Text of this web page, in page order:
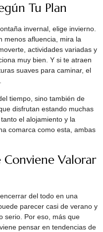
Tu Plan
invernal, elige invierno.
menos afluencia, mira la
actividades variadas y
muy bien. Y si te atraen
suaves para caminar, el
tiempo, sino también de
disfrutan estando muchas
el alojamiento y la
comarca como esta, ambas
Valorar
del todo en una
parecer casi de verano y
serio. Por eso, más que
pensar en tendencias de